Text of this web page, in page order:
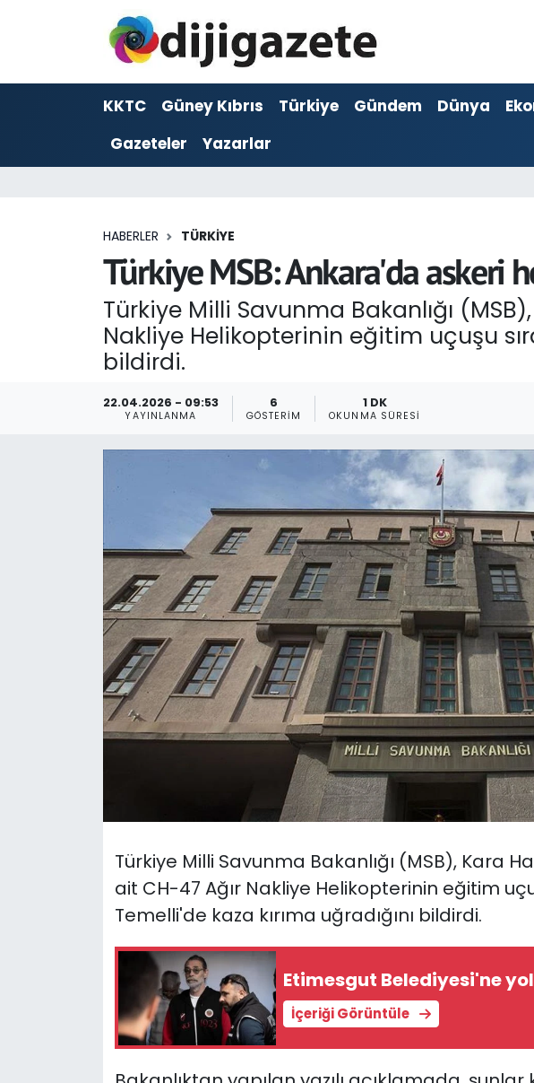
KKTC Güney Kıbrıs Türkiye Gündem Dünya
Gazeteler
Yazarlar
HABERLER TÜRKIYE
Türkiye MSB: Ankara'da askeri
Türkiye Milli Savunma Bakanlığı
Nakliye Helikopterinin eğitim uçuşu
bildirdi.
22.04.2026 - 09:53
YAYINLANMA
6
GÖSTERIM
1 DK
OKUNMA SÜRESI
Türkiye Milli Savunma Bakanlığı (MSB), Kara
ait CH-47 Ağır Nakliye Helikopterinin eğitim
Temelli'de kaza kırıma uğradığını bildirdi.
Etimesgut Belediyesi'ne
İçeriği Görüntüle
ADVERTORIAL
Dijigazete
Foto Galeri
KKTC YEREL SEÇİM 2018
Kültür Sanat
Magazin
Nöbetçi Eczaneler
Video Galeri
Hava Durumu
Trafik Durumu
Haber Arşivi